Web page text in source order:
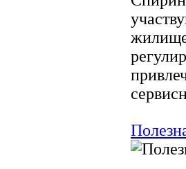
жилище